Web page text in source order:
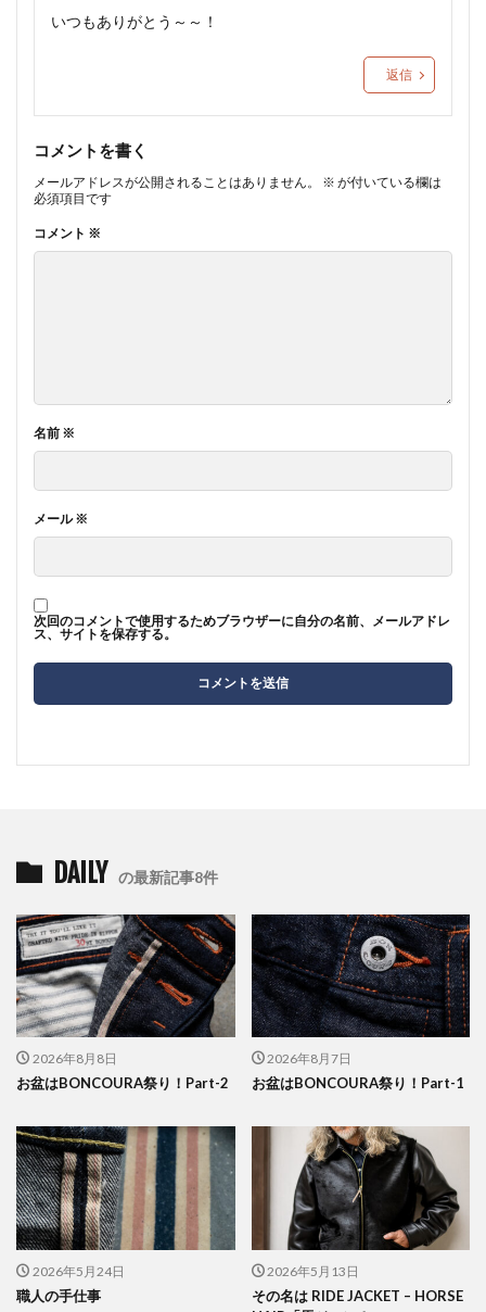
いつもありがとう～～！
返信
コメントを書く
メールアドレスが公開されることはありません。 ※ が付いている欄は
必須項目です
コメント ※
名前 ※
メール※
次回のコメントで使用するためブラウザーに自分の名前、メールアドレ
ス、サイトを保存する。
DAILY の最新記事8件
2026年8月8日
お盆はBONCOURA祭り！Part-2
2026年8月7日
お盆はBONCOURA祭り！Part-1
2026年5月24日
職人の手仕事
2026年5月13日
その名は RIDE JACKET – HORSE